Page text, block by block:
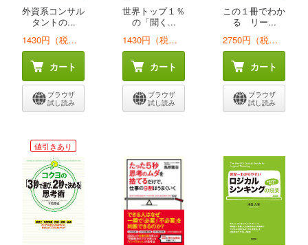
外資系コンサル
タントの...
1430円（税込）
カート
ブラウザ
試し読み
世界トップ１％
の「聞く...
1430円（税込）
カート
ブラウザ
試し読み
この１冊でわか
る リー...
2750円（税込）
カート
ブラウザ
試し読み
値引きあり